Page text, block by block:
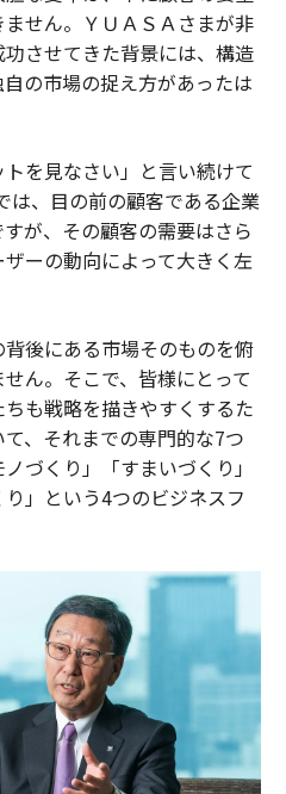
せん。ＹＵＡＳＡさまが非
させてきた背景には、構造
の市場の捉え方があったは
を見なさい」と言い続けて
は、目の前の顧客である企業
が、その顧客の需要はさら
ーの動向によって大きく左
後にある市場そのものを俯
ん。そこで、皆様にとって
も戦略を描きやすくするた
、それまでの専門的な7つ
づくり」「すまいづくり」
り」という4つのビジネスフ